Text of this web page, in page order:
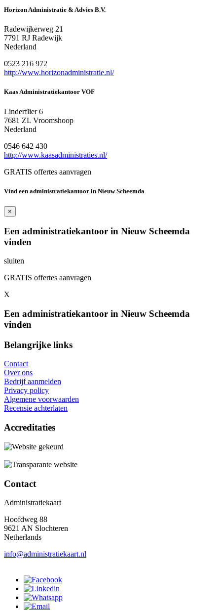
Horizon Administratie & Advies B.V.
Radewijkerweg 21
7791 RJ Radewijk
Nederland
0523 216 972
http://www.horizonadministratie.nl/
Kaas Administratiekantoor VOF
Linderflier 6
7681 ZL Vroomshoop
Nederland
0546 642 430
http://www.kaasadministraties.nl/
GRATIS offertes aanvragen
Vind een administratiekantoor in Nieuw Scheemda
×
Een administratiekantoor in Nieuw Scheemda
vinden
sluiten
GRATIS offertes aanvragen
X
Een administratiekantoor in Nieuw Scheemda
vinden
Belangrijke links
Contact
Over ons
Bedrijf aanmelden
Privacy policy
Algemene voorwaarden
Recensie achterlaten
Accreditaties
Contact
Administratiekaart
Hoofdweg 88
9621 AN Slochteren
Netherlands
info@administratiekaart.nl